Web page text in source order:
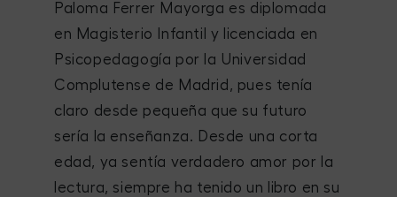
Paloma Ferrer Mayorga es diplomada
en Magisterio Infantil y licenciada en
Psicopedagogía por la Universidad
Complutense de Madrid, pues tenía
claro desde pequeña que su futuro
sería la enseñanza. Desde una corta
edad, ya sentía verdadero amor por la
lectura, siempre ha tenido un libro en su